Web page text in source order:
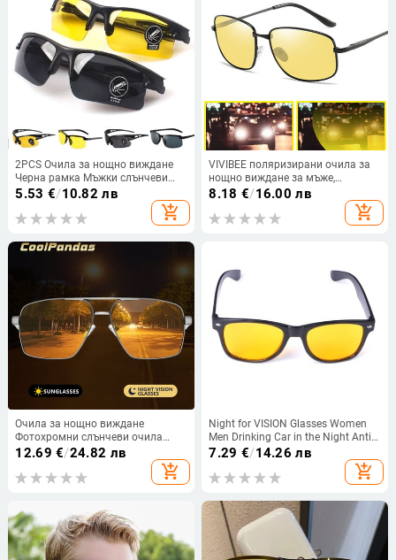
2PCS Очила за нощно виждане
Черна рамка Мъжки слънчеви
очила Женски спортни слънчеви
очила Outdoor PC Driver Нощни
очила Очила на едро
5.53 €/10.82 лв
add_shopping_cart
VIVIBEE поляризирани очила за
нощно виждане за мъже,
шофиращи 2024 метална рамка,
жълти очила за нощно виждане
UV400 Дамски очила
8.18 €/16.00 лв
add_shopping_cart
Очила за нощно виждане
Фотохромни слънчеви очила
Поляризирани жълти лещи
UV400 Очила за шофиране за
шофьори на автомобили Спорт
12.69 €/24.82 лв
add_shopping_cart
Night for VISION Glasses Women
Men Drinking Car in the Night Anti-
uv Gadget for Drinking the Auto
7.29 €/14.26 лв
add_shopping_cart